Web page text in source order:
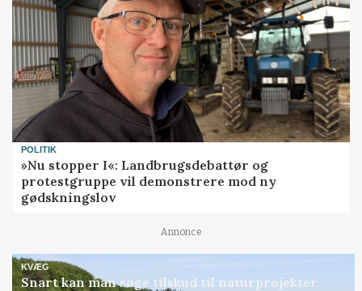
POLITIK
»Nu stopper I«: Landbrugsdebattør og
protestgruppe vil demonstrere mod ny
gødskningslov
Annonce
KVÆG
Snart kan man søge tilskud til naturprojekter